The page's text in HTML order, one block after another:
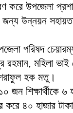
করে উপজেলা
উন্নয়ন
পরিষদ
মহিলা ভাই
হক মতু।
জন শিক্ষার্থীকে
৪০ হাজার